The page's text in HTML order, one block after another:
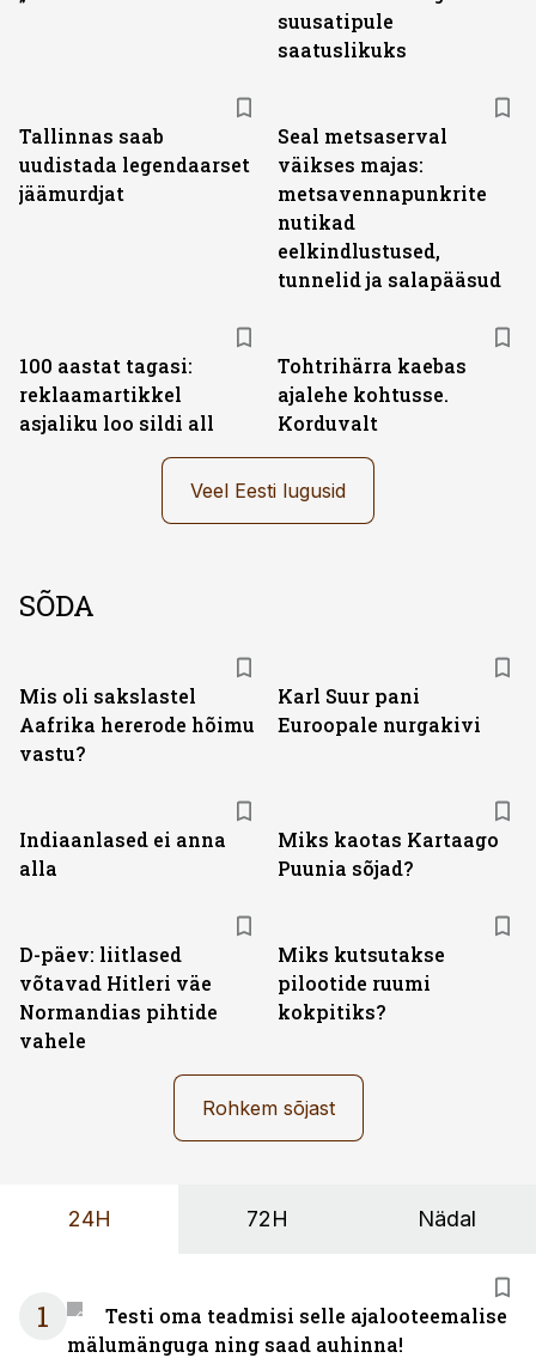
suusatipule
saatuslikuks
Tallinnas saab
uudistada legendaarset
jäämurdjat
Seal metsaserval
väikses majas:
metsavennapunkrite
nutikad
eelkindlustused,
tunnelid ja salapääsud
100 aastat tagasi:
reklaamartikkel
asjaliku loo sildi all
Tohtrihärra kaebas
ajalehe kohtusse.
Korduvalt
Veel Eesti lugusid
SÕDA
Mis oli sakslastel
Aafrika hererode hõimu
vastu?
Karl Suur pani
Euroopale nurgakivi
Indiaanlased ei anna
alla
Miks kaotas Kartaago
Puunia sõjad?
D-päev: liitlased
võtavad Hitleri väe
Normandias pihtide
vahele
Miks kutsutakse
pilootide ruumi
kokpitiks?
Rohkem sõjast
24H 72H Nädal
1
Testi oma teadmisi selle ajalooteemalise
mälumänguga ning saad auhinna!